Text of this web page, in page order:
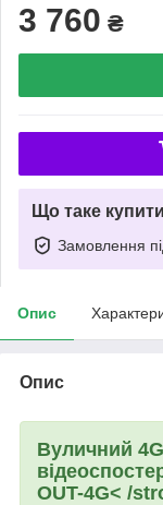
3 760 ₴
Що таке
Замовлення
Опис
Опис
Вуличний
OUT-4G< /